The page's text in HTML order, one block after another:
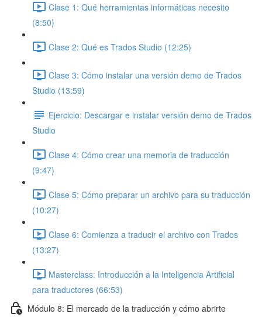
Clase 1: Qué herramientas informáticas necesito
(8:50)
Clase 2: Qué es Trados Studio (12:25)
Clase 3: Cómo instalar una versión demo de Trados
Studio (13:59)
Ejercicio: Descargar e instalar versión demo de Trados
Studio
Clase 4: Cómo crear una memoria de traducción
(9:47)
Clase 5: Cómo preparar un archivo para su traducción
(10:27)
Clase 6: Comienza a traducir el archivo con Trados
(13:27)
Masterclass: Introducción a la Inteligencia Artificial
para traductores (66:53)
Módulo 8: El mercado de la traducción y cómo abrirte